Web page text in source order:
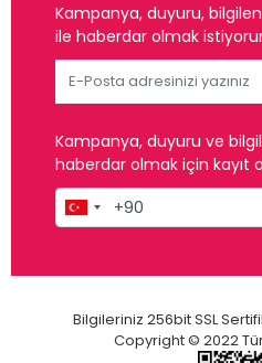
Kampanya, duyuru,
ile haberdar olmak
Kampanya, duyuru ve
haberdar olmak için kayıt
Bilgileriniz 256bit SSL
Copyright © 2022